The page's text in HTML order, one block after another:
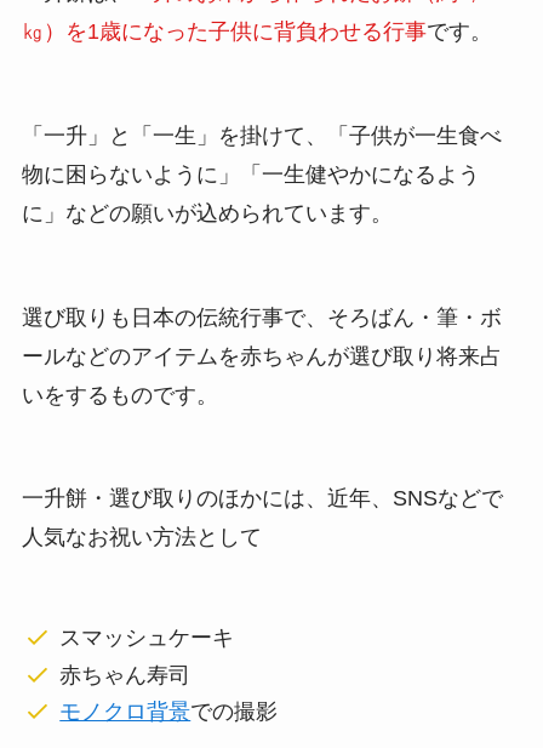
㎏）を1歳になった子供に背負わせる行事です。
「一升」と「一生」を掛けて、「子供が一生食べ
物に困らないように」「一生健やかになるよう
に」などの願いが込められています。
選び取りも日本の伝統行事で、そろばん・筆・ボ
ールなどのアイテムを赤ちゃんが選び取り将来占
いをするものです。
一升餅・選び取りのほかには、近年、SNSなどで
人気なお祝い方法として
スマッシュケーキ
赤ちゃん寿司
モノクロ背景での撮影